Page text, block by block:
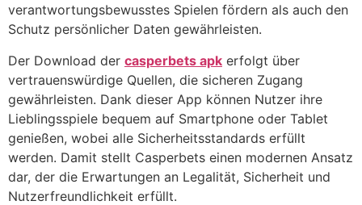
verantwortungsbewusstes Spielen fördern als auch den
Schutz persönlicher Daten gewährleisten.
Der Download der casperbets apk erfolgt über
vertrauenswürdige Quellen, die sicheren Zugang
gewährleisten. Dank dieser App können Nutzer ihre
Lieblingsspiele bequem auf Smartphone oder Tablet
genießen, wobei alle Sicherheitsstandards erfüllt
werden. Damit stellt Casperbets einen modernen Ansatz
dar, der die Erwartungen an Legalität, Sicherheit und
Nutzerfreundlichkeit erfüllt.